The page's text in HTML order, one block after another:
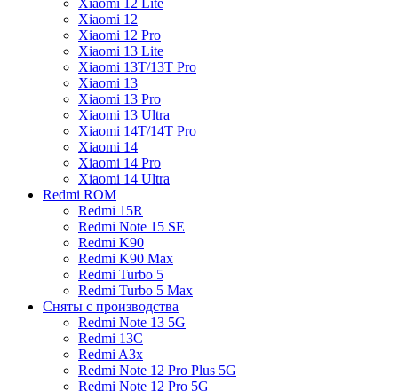
Xiaomi 12
Xiaomi 12 Pro
Xiaomi 13 Lite
Xiaomi 13T/13T Pro
Xiaomi 13
Xiaomi 13 Pro
Xiaomi 13 Ultra
Xiaomi 14T/14T Pro
Xiaomi 14
Xiaomi 14 Pro
Xiaomi 14 Ultra
Redmi ROM
Redmi 15R
Redmi Note 15 SE
Redmi K90
Redmi K90 Max
Redmi Turbo 5
Redmi Turbo 5 Max
Сняты с производства
Redmi Note 13 5G
Redmi 13C
Redmi A3x
Redmi Note 12 Pro Plus 5G
Redmi Note 12 Pro 5G